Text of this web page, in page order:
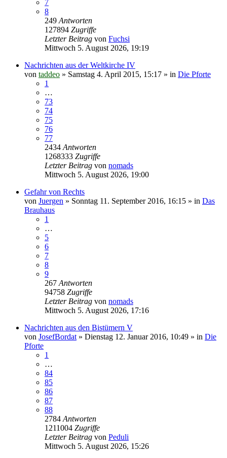
7
8
249 Antworten
127894 Zugriffe
Letzter Beitrag von Fuchsi
Mittwoch 5. August 2026, 19:19
Nachrichten aus der Weltkirche IV
von taddeo » Samstag 4. April 2015, 15:17 » in Die Pforte
1
…
73
74
75
76
77
2434 Antworten
1268333 Zugriffe
Letzter Beitrag von nomads
Mittwoch 5. August 2026, 19:00
Gefahr von Rechts
von Juergen » Sonntag 11. September 2016, 16:15 » in Das
Brauhaus
1
…
5
6
7
8
9
267 Antworten
94758 Zugriffe
Letzter Beitrag von nomads
Mittwoch 5. August 2026, 17:16
Nachrichten aus den Bistümern V
von JosefBordat » Dienstag 12. Januar 2016, 10:49 » in Die
Pforte
1
…
84
85
86
87
88
2784 Antworten
1211004 Zugriffe
Letzter Beitrag von Peduli
Mittwoch 5. August 2026, 15:26